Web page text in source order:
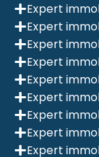
Expert
Expert
Expert
Expert
Expert
Expert
Expert
Expert
Expert